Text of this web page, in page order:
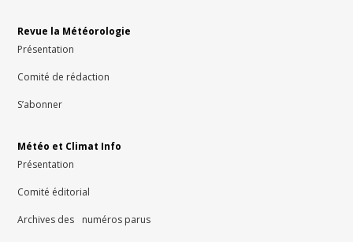
Revue la Météorologie
Présentation
Comité de rédaction
S’abonner
Météo et Climat Info
Présentation
Comité éditorial
Archives des numéros parus